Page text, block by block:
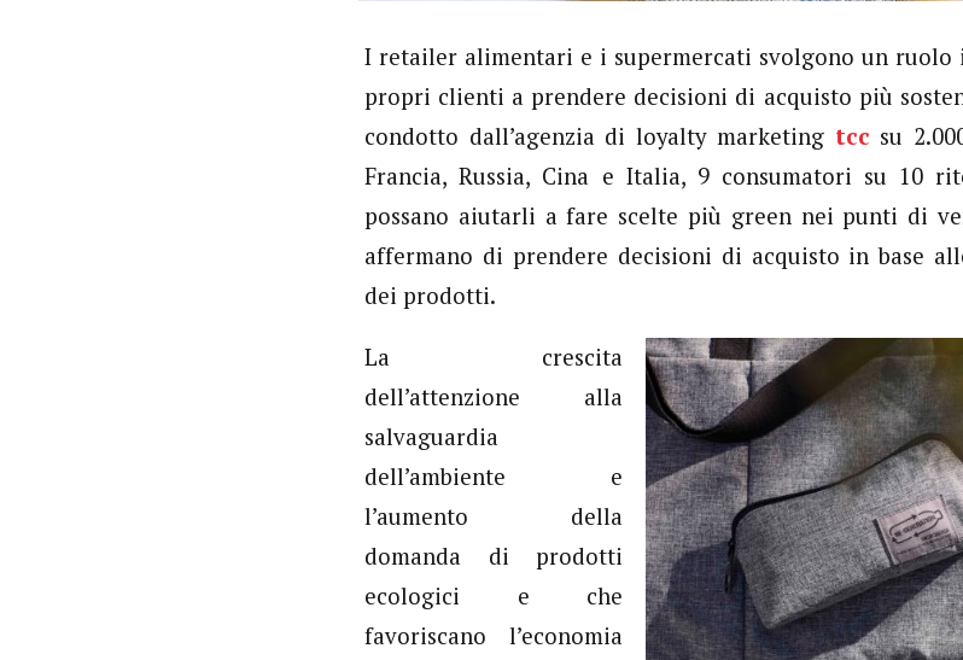
I retailer alimentari e i supermercati svolgono un
propri clienti a prendere decisioni di acquisto più
condotto dall’agenzia di loyalty marketing tcc su
Francia, Russia, Cina e Italia, 9 consumatori su 10
possano aiutarli a fare scelte più green nei punti di
affermano di prendere decisioni di acquisto in base
dei prodotti.
La crescita
dell’attenzione alla
salvaguardia
dell’ambiente e
l’aumento della
domanda di prodotti
ecologici e che
favoriscano l’economia